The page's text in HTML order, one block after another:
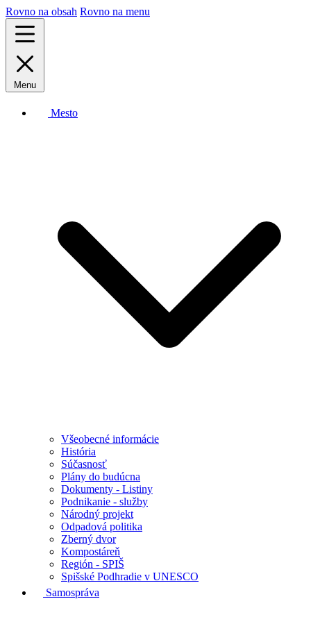
Rovno na obsah Rovno na menu
Menu
Mesto
Všeobecné informácie
História
Súčasnosť
Plány do budúcna
Dokumenty - Listiny
Podnikanie - služby
Národný projekt
Odpadová politika
Zberný dvor
Kompostáreň
Región - SPIŠ
Spišské Podhradie v UNESCO
Samospráva